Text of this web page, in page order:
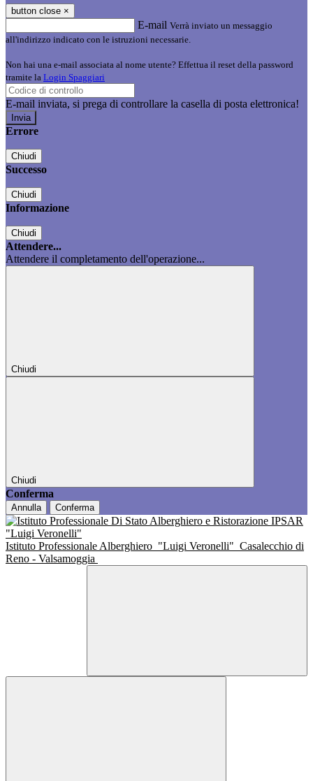
button close ×
E-mail Verrà inviato un messaggio
all'indirizzo indicato con le istruzioni necessarie.
Non hai una e-mail associata al nome utente? Effettua il reset della password
tramite la Login Spaggiari
E-mail inviata, si prega di controllare la casella di posta elettronica!
Errore
Chiudi
Successo
Chiudi
Informazione
Chiudi
Attendere...
Attendere il completamento dell'operazione...
Chiudi
Chiudi
Conferma
Annulla Conferma
Istituto Professionale Alberghiero "Luigi Veronelli" Casalecchio di
Reno - Valsamoggia